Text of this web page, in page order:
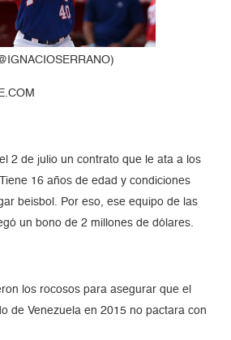
2 de julio un contrato que le ata a los
16 años de edad y condiciones
beisbol. Por eso, ese equipo de las
un bono de 2 millones de dólares.
los rocosos para asegurar que el
de Venezuela en 2015 no pactara con